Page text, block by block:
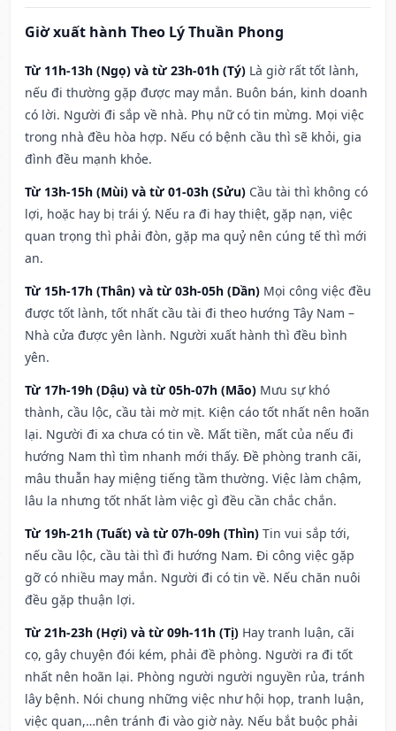
Giờ xuất hành Theo Lý Thuần Phong
Từ 11h-13h (Ngọ) và từ 23h-01h (Tý) Là giờ rất tốt lành,
nếu đi thường gặp được may mắn. Buôn bán, kinh doanh
có lời. Người đi sắp về nhà. Phụ nữ có tin mừng. Mọi việc
trong nhà đều hòa hợp. Nếu có bệnh cầu thì sẽ khỏi, gia
đình đều mạnh khỏe.
Từ 13h-15h (Mùi) và từ 01-03h (Sửu) Cầu tài thì không có
lợi, hoặc hay bị trái ý. Nếu ra đi hay thiệt, gặp nạn, việc
quan trọng thì phải đòn, gặp ma quỷ nên cúng tế thì mới
an.
Từ 15h-17h (Thân) và từ 03h-05h (Dần) Mọi công việc đều
được tốt lành, tốt nhất cầu tài đi theo hướng Tây Nam –
Nhà cửa được yên lành. Người xuất hành thì đều bình
yên.
Từ 17h-19h (Dậu) và từ 05h-07h (Mão) Mưu sự khó
thành, cầu lộc, cầu tài mờ mịt. Kiện cáo tốt nhất nên hoãn
lại. Người đi xa chưa có tin về. Mất tiền, mất của nếu đi
hướng Nam thì tìm nhanh mới thấy. Đề phòng tranh cãi,
mâu thuẫn hay miệng tiếng tầm thường. Việc làm chậm,
lâu la nhưng tốt nhất làm việc gì đều cần chắc chắn.
Từ 19h-21h (Tuất) và từ 07h-09h (Thìn) Tin vui sắp tới,
nếu cầu lộc, cầu tài thì đi hướng Nam. Đi công việc gặp
gỡ có nhiều may mắn. Người đi có tin về. Nếu chăn nuôi
đều gặp thuận lợi.
Từ 21h-23h (Hợi) và từ 09h-11h (Tị) Hay tranh luận, cãi
cọ, gây chuyện đói kém, phải đề phòng. Người ra đi tốt
nhất nên hoãn lại. Phòng người người nguyền rủa, tránh
lây bệnh. Nói chung những việc như hội họp, tranh luận,
việc quan,…nên tránh đi vào giờ này. Nếu bắt buộc phải